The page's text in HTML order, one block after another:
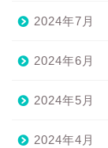
2024年7月
2024年6月
2024年5月
2024年4月